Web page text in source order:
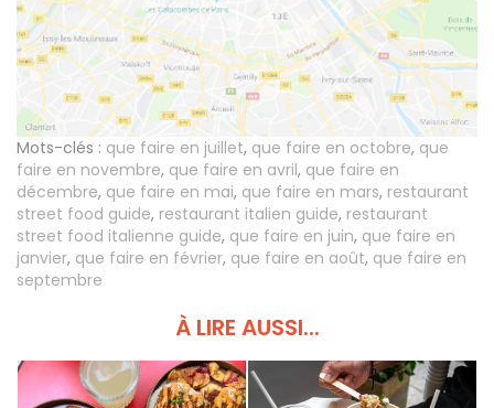
Mots-clés : que faire en juillet, que faire en octobre, que
faire en novembre, que faire en avril, que faire en
décembre, que faire en mai, que faire en mars, restaurant
street food guide, restaurant italien guide, restaurant
street food italienne guide, que faire en juin, que faire en
janvier, que faire en février, que faire en août, que faire en
septembre
À LIRE AUSSI...